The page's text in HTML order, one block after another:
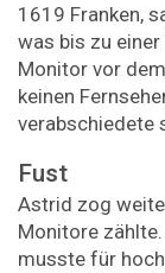
1619 Franken,
was bis zu
Monitor vor
keinen
verabschiedete
Fust
Astrid zog
Monitore
musste für